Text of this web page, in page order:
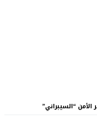
“السيبراني”